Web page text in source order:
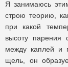
Я занимаюсь
строю теорию,
при какой
высоту
между каплей и
щель, он